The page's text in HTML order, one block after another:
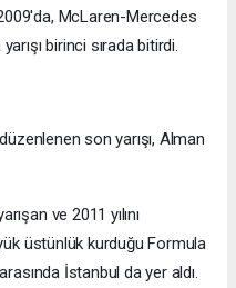
McLaren-Mercedes
birinci sırada bitirdi.
son yarışı, Alman
ve 2011 yılını
üstünlük kurduğu Formula
İstanbul da yer aldı.